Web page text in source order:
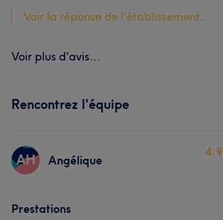
Voir la réponse de l'établissement...
Voir plus d'avis...
Rencontrez l'équipe
AH Angélique
4.9
Prestations